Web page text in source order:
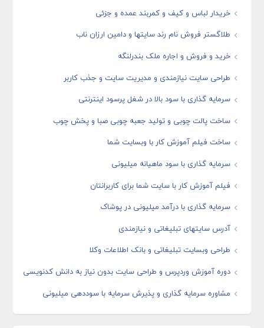
خریدار لباس و کیف و کمربند عمده و جزئی
طلاگستر فروش نام رند سایتها و دامین ارزان ناب
خرید و فروش و اجاره ملک بندرلنگه
طراحی سایت نیازمندی و مدیریت سایت و جذب کاربر
سرمایه گذاری با سود بالا در شغل پرسود اینترنتی
ساخت پالت چوبی و تولید جعبه چوبی صبا و پخش چوب
ساخت فیلم آموزش کار با وبسایت شما
سرمایه گذاری با سود ماهیانه میلیونی
فیلم آموزش کار با سایت شما برای کاربرانتان
سرمایه گذاری با درآمد میلیونی در پوشاک
آدرس سایتهای تبلیغاتی و نیازمندی
طراحی وبسایت تبلیغاتی و بانک اطلاعات وکلا
دوره آموزش وردپرس و طراحی سایت بدون نیاز به دانش کدنویسی
مشاوره سرمایه گذاری و پذیرش سرمایه با سوددهی میلیونی